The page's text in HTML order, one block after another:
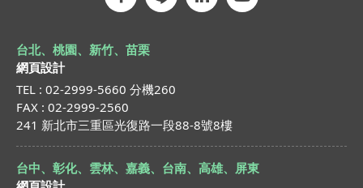
台北、桃園、新竹、苗栗
網頁設計
TEL : 02-2999-5660 分機260
FAX : 02-2999-2560
241 新北市三重區光復路一段88-8號8樓
台中、彰化、雲林、嘉義、台南、高雄、屏東